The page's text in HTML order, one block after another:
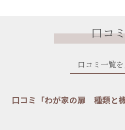
口コ
口コミ一覧
口コミ「わが家の扉 種類と機